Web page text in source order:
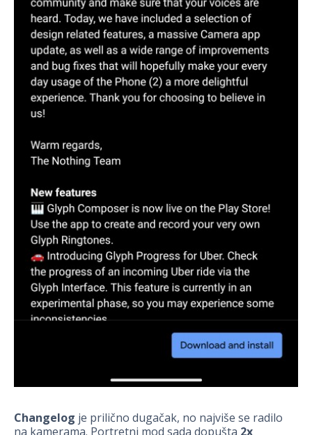
Changelog je prilično dugačak, no najviše se radilo
na kamerama. Portretni mod sada dopušta 2x